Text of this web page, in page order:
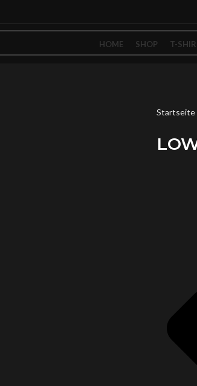
HOME SHOP T-
Startseite